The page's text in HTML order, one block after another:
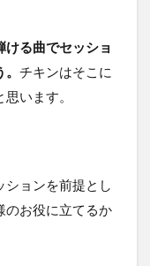
ける曲でセッショ
チキンはそこに
います。
ションを前提とし
のお役に立てるか